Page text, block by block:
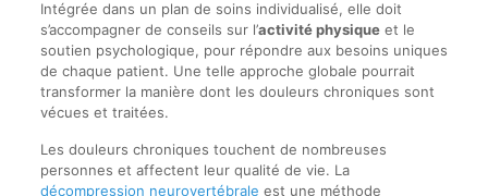
Intégrée dans un plan de soins individualisé, elle doit
s’accompagner de conseils sur l’activité physiqueet le
soutien psychologique, pour répondre aux besoins uniques
de chaque patient. Une telle approche globale pourrait
transformer la manière dont les douleurs chroniques sont
vécues et traitées.
Les douleurs chroniques touchent de nombreuses
personnes et affectent leur qualité de vie. La
décompression neurovertébrale est une méthode